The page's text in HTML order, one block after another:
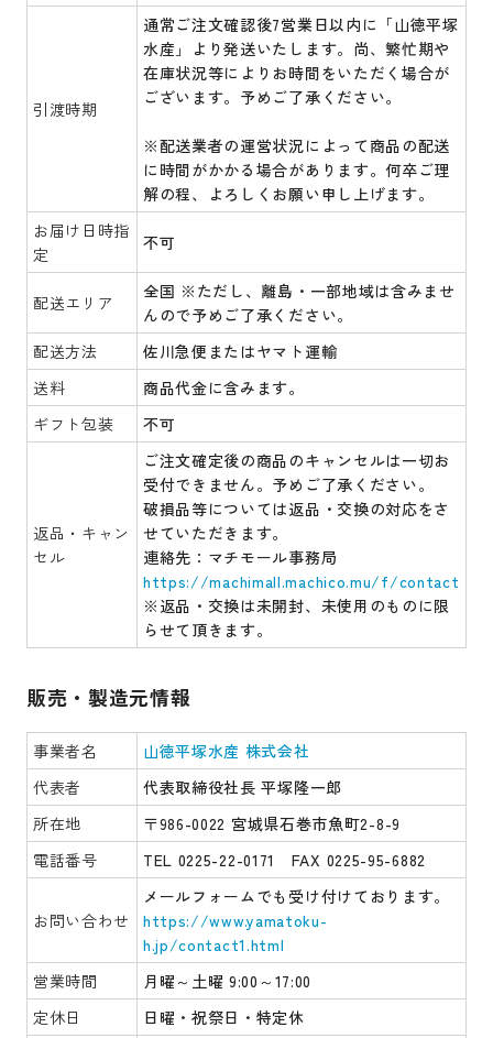
引渡時期
通常ご注文確認後7営業日以内に「山徳平塚
水産」より発送いたします。尚、繁忙期や
在庫状況等によりお時間をいただく場合が
ございます。予めご了承ください。
※配送業者の運営状況によって商品の配送
に時間がかかる場合があります。何卒ご理
解の程、よろしくお願い申し上げます。
お届け日時指
定
不可
配送エリア
全国 ※ただし、離島・一部地域は含みませ
んので予めご了承ください。
配送方法
佐川急便またはヤマト運輸
送料
商品代金に含みます。
ギフト包装
不可
返品・キャン
セル
ご注文確定後の商品のキャンセルは一切お
受付できません。予めご了承ください。
破損品等については返品・交換の対応をさ
せていただきます。
連絡先：マチモール事務局
https://machimall.machico.mu/f/contact
※返品・交換は未開封、未使用のものに限
らせて頂きます。
販売・製造元情報
事業者名
山徳平塚水産 株式会社
代表者
代表取締役社長 平塚隆一郎
所在地
〒986-0022 宮城県石巻市魚町2-8-9
電話番号
TEL 0225-22-0171 FAX 0225-95-6882
お問い合わせ
メールフォームでも受け付けております。
https://www.yamatoku-
h.jp/contact1.html
営業時間
月曜～土曜 9:00～17:00
定休日
日曜・祝祭日・特定休